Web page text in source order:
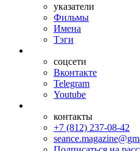
указатели
Фильмы
Имена
Тэги
соцсети
Вконтакте
Telegram
Youtube
контакты
+7 (812) 237-08-42